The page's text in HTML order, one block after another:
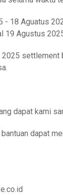
- 18 Aguatus
19 Agustus
settlement
dapat kami
dapat